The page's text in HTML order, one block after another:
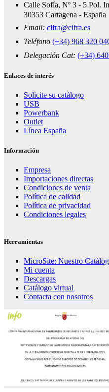
Calle Sofía, Nº 3 - 5 Pol.
30353 Cartagena - España
Email: cifra@cifra.es
Teléfono (+34) 968 320
Delegación Cat: (+34)
Enlaces de interés
Solicite su catálogo
USB
Powerbank
Outlet
Línea España
Información
Empresa
Importaciones directas
Condiciones de venta
Política de calidad
Política de privacidad
Condiciones legales
Herramientas
MicroSite: Nuestro
Mi cuenta
Descargas
Catálogo virtual
Contacta con nosotros